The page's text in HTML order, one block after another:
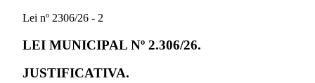
Lei nº 2306/26 - 2
LEI MUNICIPAL Nº 2.306/26.
JUSTIFICATIVA.